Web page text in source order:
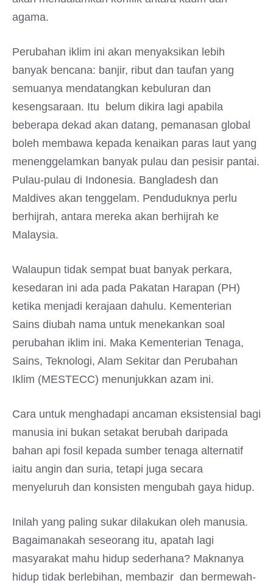
agama.
Perubahan iklim ini akan menyaksikan lebih
banyak bencana: banjir, ribut dan taufan yang
semuanya mendatangkan kebuluran dan
kesengsaraan. Itu belum dikira lagi apabila
beberapa dekad akan datang, pemanasan global
boleh membawa kepada kenaikan paras laut yang
menenggelamkan banyak pulau dan pesisir pantai.
Pulau-pulau di Indonesia. Bangladesh dan
Maldives akan tenggelam. Penduduknya perlu
berhijrah, antara mereka akan berhijrah ke
Malaysia.
Walaupun tidak sempat buat banyak perkara,
kesedaran ini ada pada Pakatan Harapan (PH)
ketika menjadi kerajaan dahulu. Kementerian
Sains diubah nama untuk menekankan soal
perubahan iklim ini. Maka Kementerian Tenaga,
Sains, Teknologi, Alam Sekitar dan Perubahan
Iklim (MESTECC) menunjukkan azam ini.
Cara untuk menghadapi ancaman eksistensial bagi
manusia ini bukan setakat berubah daripada
bahan api fosil kepada sumber tenaga alternatif
iaitu angin dan suria, tetapi juga secara
menyeluruh dan konsisten mengubah gaya hidup.
Inilah yang paling sukar dilakukan oleh manusia.
Bagaimanakah seseorang itu, apatah lagi
masyarakat mahu hidup sederhana? Maknanya
hidup tidak berlebihan, membazir dan bermewah-